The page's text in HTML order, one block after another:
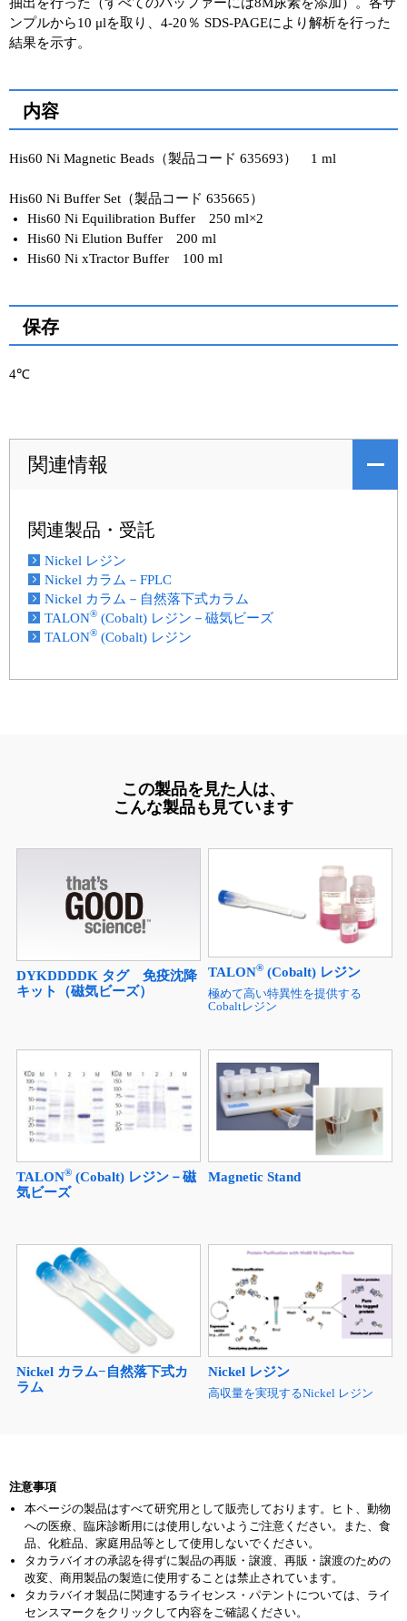
ンプルから10 μlを取り、4-20％ SDS-PAGEにより解析を行った
結果を示す。
内容
His60 Ni Magnetic Beads（製品コード 635693） 1 ml
His60 Ni Buffer Set（製品コード 635665）
His60 Ni Equilibration Buffer 250 ml×2
His60 Ni Elution Buffer 200 ml
His60 Ni xTractor Buffer 100 ml
保存
4℃
関連情報
関連製品・受託
Nickel レジン
Nickel カラム－FPLC
Nickel カラム－自然落下式カラム
TALON® (Cobalt) レジン－磁気ビーズ
TALON® (Cobalt) レジン
この製品を見た人は、
こんな製品も見ています
DYKDDDDK タグ 免疫沈降
キット（磁気ビーズ）
TALON® (Cobalt) レジン
極めて高い特異性を提供する
Cobaltレジン
TALON®(Cobalt) レジン－磁
気ビーズ
Magnetic Stand
Nickel カラム−自然落下式カ
ラム
Nickel レジン
高収量を実現するNickel レジン
注意事項
本ページの製品はすべて研究用として販売しております。ヒト、動物
への医療、臨床診断用には使用しないようご注意ください。また、食
品、化粧品、家庭用品等として使用しないでください。
タカラバイオの承認を得ずに製品の再販・譲渡、再販・譲渡のための
改変、商用製品の製造に使用することは禁止されています。
タカラバイオ製品に関連するライセンス・パテントについては、ライ
センスマークをクリックして内容をご確認ください。